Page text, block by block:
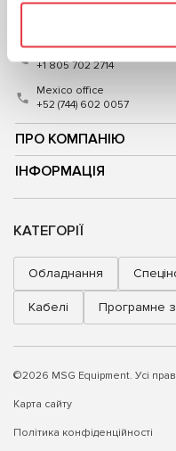
ПРО КОМПАНІЮ
ІНФОРМАЦІЯ
USA office
+1 805 702 2714
Mexico office
+52 (744) 602 0057
КАТЕГОРІЇ
Обладнання
Кабелі Програмне
©2026 MSG Equipment. Усі
Карта сайту
Політика конфіденційності